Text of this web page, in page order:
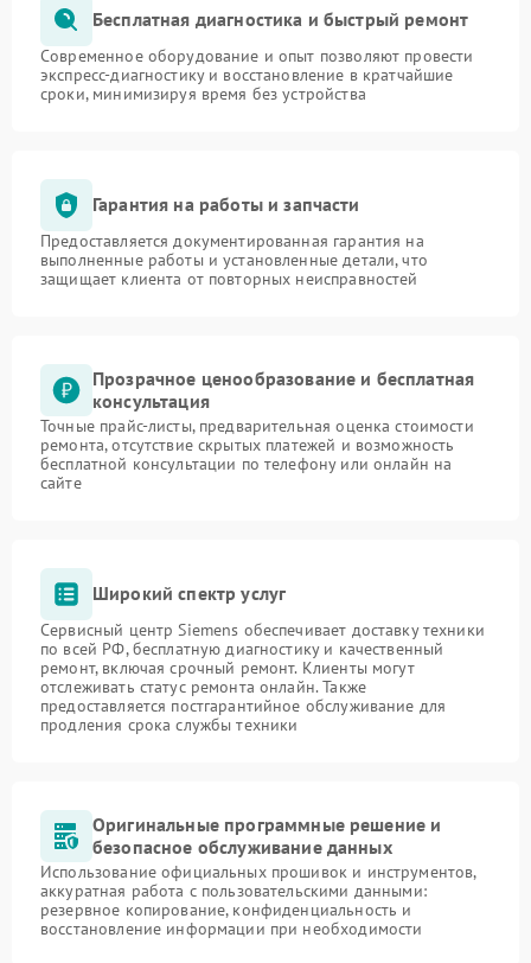
Бесплатная диагностика и быстрый ремонт
Современное оборудование и опыт позволяют провести
экспресс-диагностику и восстановление в кратчайшие
сроки, минимизируя время без устройства
Гарантия на работы и запчасти
Предоставляется документированная гарантия на
выполненные работы и установленные детали, что
защищает клиента от повторных неисправностей
Прозрачное ценообразование и бесплатная
консультация
Точные прайс-листы, предварительная оценка стоимости
ремонта, отсутствие скрытых платежей и возможность
бесплатной консультации по телефону или онлайн на
сайте
Широкий спектр услуг
Сервисный центр Siemens обеспечивает доставку техники
по всей РФ, бесплатную диагностику и качественный
ремонт, включая срочный ремонт. Клиенты могут
отслеживать статус ремонта онлайн. Также
предоставляется постгарантийное обслуживание для
продления срока службы техники
Оригинальные программные решение и
безопасное обслуживание данных
Использование официальных прошивок и инструментов,
аккуратная работа с пользовательскими данными:
резервное копирование, конфиденциальность и
восстановление информации при необходимости